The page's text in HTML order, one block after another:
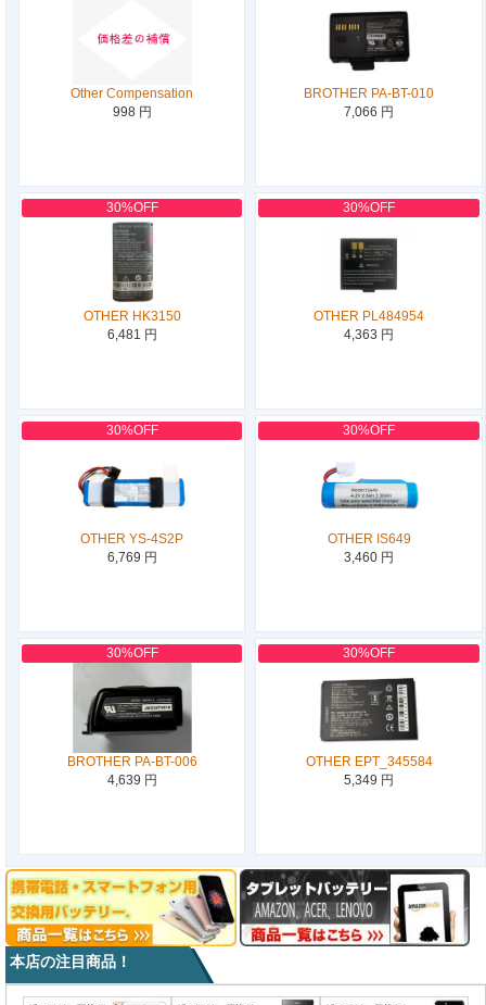
Other Compensation
998 円
BROTHER PA-BT-010
7,066 円
30%OFF
OTHER HK3150
6,481 円
30%OFF
OTHER PL484954
4,363 円
30%OFF
OTHER YS-4S2P
6,769 円
30%OFF
OTHER IS649
3,460 円
30%OFF
BROTHER PA-BT-006
4,639 円
30%OFF
OTHER EPT_345584
5,349 円
本店の注目商品！